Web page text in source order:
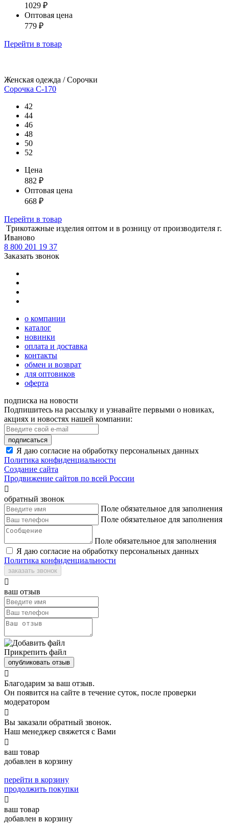
1029 ₽
Оптовая цена
779 ₽
Перейти в товар
Женская одежда / Сорочки
Сорочка С-170
42
44
46
48
50
52
Цена
882 ₽
Оптовая цена
668 ₽
Перейти в товар
Tрикотажные изделия оптом и в розницу от производителя г.
Иваново
8 800 201 19 37
Заказать звонок
о компании
каталог
новинки
оплата и доставка
контакты
обмен и возврат
для оптовиков
оферта
подписка на новости
Подпишитесь на рассылку и узнавайте первыми о новиках,
акциях и новостях нашей компании:
подписаться
Я даю согласие на обработку персональных данных
Политика конфиденциальности
Создание сайта
Продвижение сайтов по всей России

обратный звонок
Поле обязательное для заполнения
Поле обязательное для заполнения
Поле обязательное для заполнения
Я даю согласие на обработку персональных данных
Политика конфиденциальности
заказать звонок

ваш отзыв
Прикрепить файл
опубликовать отзыв

Благодарим за ваш отзыв.
Он появится на сайте в течение суток, после проверки
модератором

Вы заказали обратный звонок.
Наш менеджер свяжется с Вами

ваш товар
добавлен в корзину
перейти в корзину
продолжить покупки

ваш товар
добавлен в корзину